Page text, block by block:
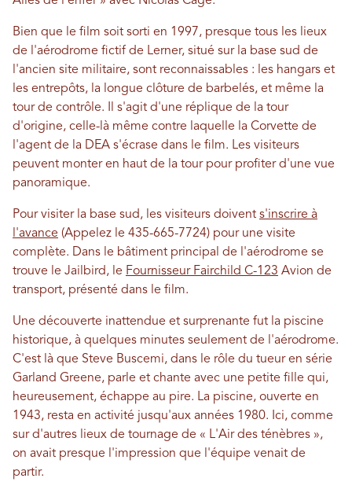
Bien que le film soit sorti en 1997, presque tous les lieux
de l'aérodrome fictif de Lerner, situé sur la base sud de
l'ancien site militaire, sont reconnaissables : les hangars et
les entrepôts, la longue clôture de barbelés, et même la
tour de contrôle. Il s'agit d'une réplique de la tour
d'origine, celle-là même contre laquelle la Corvette de
l'agent de la DEA s'écrase dans le film. Les visiteurs
peuvent monter en haut de la tour pour profiter d'une vue
panoramique.
Pour visiter la base sud, les visiteurs doivent s'inscrire à
l'avance (Appelez le 435-665-7724) pour une visite
complète. Dans le bâtiment principal de l'aérodrome se
trouve le Jailbird, le Fournisseur Fairchild C-123 Avion de
transport, présenté dans le film.
Une découverte inattendue et surprenante fut la piscine
historique, à quelques minutes seulement de l'aérodrome.
C'est là que Steve Buscemi, dans le rôle du tueur en série
Garland Greene, parle et chante avec une petite fille qui,
heureusement, échappe au pire. La piscine, ouverte en
1943, resta en activité jusqu'aux années 1980. Ici, comme
sur d'autres lieux de tournage de « L'Air des ténèbres »,
on avait presque l'impression que l'équipe venait de
partir.